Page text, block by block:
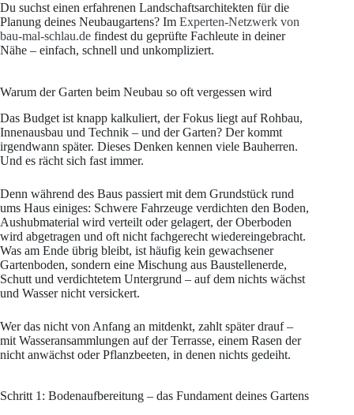
Du suchst einen erfahrenen Landschaftsarchitekten für die
Planung deines Neubaugartens? Im Experten-Netzwerk von
bau-mal-schlau.de findest du geprüfte Fachleute in deiner
Nähe – einfach, schnell und unkompliziert.
Warum der Garten beim Neubau so oft vergessen wird
Das Budget ist knapp kalkuliert, der Fokus liegt auf Rohbau,
Innenausbau und Technik – und der Garten? Der kommt
irgendwann später. Dieses Denken kennen viele Bauherren.
Und es rächt sich fast immer.
Denn während des Baus passiert mit dem Grundstück rund
ums Haus einiges: Schwere Fahrzeuge verdichten den Boden,
Aushubmaterial wird verteilt oder gelagert, der Oberboden
wird abgetragen und oft nicht fachgerecht wiedereingebracht.
Was am Ende übrig bleibt, ist häufig kein gewachsener
Gartenboden, sondern eine Mischung aus Baustellenerde,
Schutt und verdichtetem Untergrund – auf dem nichts wächst
und Wasser nicht versickert.
Wer das nicht von Anfang an mitdenkt, zahlt später drauf –
mit Wasseransammlungen auf der Terrasse, einem Rasen der
nicht anwächst oder Pflanzbeeten, in denen nichts gedeiht.
Schritt 1: Bodenaufbereitung – das Fundament deines Gartens